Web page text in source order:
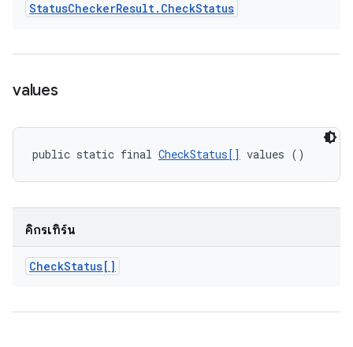
StatusCheckerResult. CheckStatus
values
public static final CheckStatus[] values ()
คิกรีเทิร์น
CheckStatus[]